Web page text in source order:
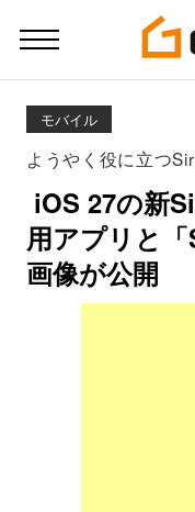
モバイル
ようやく役に立つ
iOS 27の新
用アプリと
画像が公開